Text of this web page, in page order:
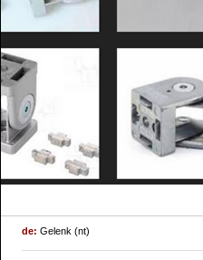
de:Gelenk (nt)